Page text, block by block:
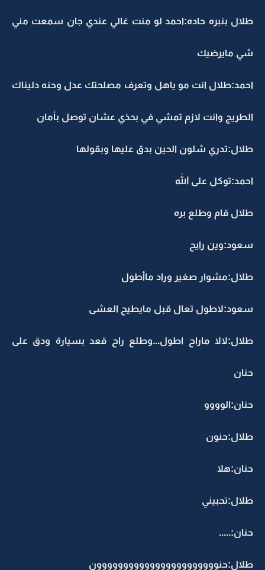
طلال بنبره حاده:احمد لو منت غالي عندي جان سمعت مني
شي مايرضيك
احمد:طلال انت مو ياهل وتعرف مصلحتك عدل وحنه دليناك
الطريج وانت لازم تمشي في بحذي عشان توصل بأمان
طلال:تدري شلون الحين بدق عليها وبقولها
احمد:توكل على الله
طلال قام وطلع بره
سعود:وين رايح
طلال:مشوار صغير وراد ماأطول
سعود:لاطول تعال قبل مايطيح العشى
طلال:لالا ماراح اطول...وطلع راح قعد بسيارة ودق على
حنان
حنان:الوووو
طلال:حنون
حنان:هلا
طلال:تحبيني
حنان:.....
طلال:حنووووووووووووووووووووووون